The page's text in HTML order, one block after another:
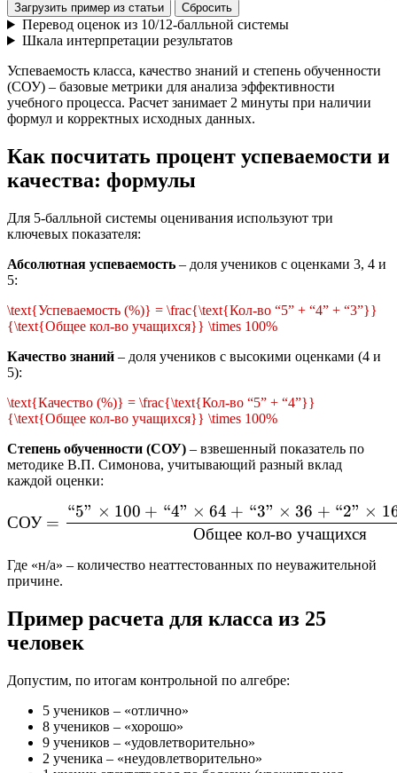
Загрузить пример из статьи Сбросить
Перевод оценок из 10/12-балльной системы
Шкала интерпретации результатов
Успеваемость класса, качество знаний и степень обученности
(СОУ) – базовые метрики для анализа эффективности
учебного процесса. Расчет занимает 2 минуты при наличии
формул и корректных исходных данных.
Как посчитать процент успеваемости и
качества: формулы
Для 5-балльной системы оценивания используют три
ключевых показателя:
Абсолютная успеваемость – доля учеников с оценками 3, 4 и
5:
\text{Успеваемость (%)} = \frac{\text{Кол-во “5” + “4” + “3”}}
{\text{Общее кол-во учащихся}} \times 100%
Качество знаний – доля учеников с высокими оценками (4 и
5):
\text{Качество (%)} = \frac{\text{Кол-во “5” + “4”}}
{\text{Общее кол-во учащихся}} \times 100%
Степень обученности (СОУ) – взвешенный показатель по
методике В.П. Симонова, учитывающий разный вклад
каждой оценки:
\text{СОУ} =
СОУ =
Общее кол-во учащихся
“5” × 100 + “4” × 64 + “3” × 36 + “2” ×
Где «н/а» – количество неаттестованных по неуважительной
причине.
Пример расчета для класса из 25
человек
Допустим, по итогам контрольной по алгебре:
5 учеников – «отлично»
8 учеников – «хорошо»
9 учеников – «удовлетворительно»
2 ученика – «неудовлетворительно»